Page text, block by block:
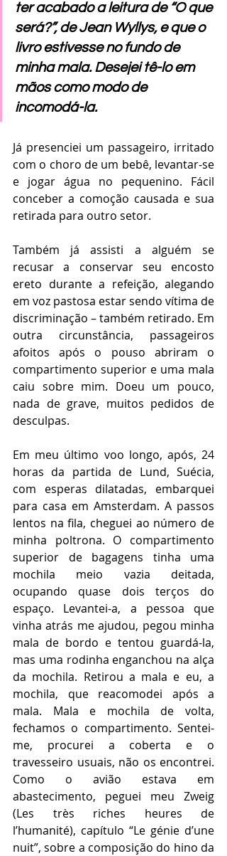
ter acabado a leitura de “O que
será?”, de Jean Wyllys, e que o
livro estivesse no fundo de
minha mala. Desejei tê-lo em
mãos como modo de
incomodá-la.
Já presenciei um passageiro, irritado
com o choro de um bebê, levantar-se
e jogar água no pequenino. Fácil
conceber a comoção causada e sua
retirada para outro setor.
Também já assisti a alguém se
recusar a conservar seu encosto
ereto durante a refeição, alegando
em voz pastosa estar sendo vítima de
discriminação – também retirado. Em
outra circunstância, passageiros
afoitos após o pouso abriram o
compartimento superior e uma mala
caiu sobre mim. Doeu um pouco,
nada de grave, muitos pedidos de
desculpas.
Em meu último voo longo, após, 24
horas da partida de Lund, Suécia,
com esperas dilatadas, embarquei
para casa em Amsterdam. A passos
lentos na fila, cheguei ao número de
minha poltrona. O compartimento
superior de bagagens tinha uma
mochila meio vazia deitada,
ocupando quase dois terços do
espaço. Levantei-a, a pessoa que
vinha atrás me ajudou, pegou minha
mala de bordo e tentou guardá-la,
mas uma rodinha enganchou na alça
da mochila. Retirou a mala e eu, a
mochila, que reacomodei após a
mala. Mala e mochila de volta,
fechamos o compartimento. Sentei-
me, procurei a coberta e o
travesseiro usuais, não os encontrei.
Como o avião estava em
abastecimento, peguei meu Zweig
(Les très riches heures de
l’humanité), capítulo “Le génie d’une
nuit”, sobre a composição do hino da